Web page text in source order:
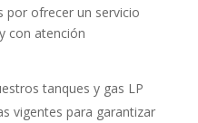
por ofrecer un servicio
con atención
tanques y gas LP
vigentes para garantizar